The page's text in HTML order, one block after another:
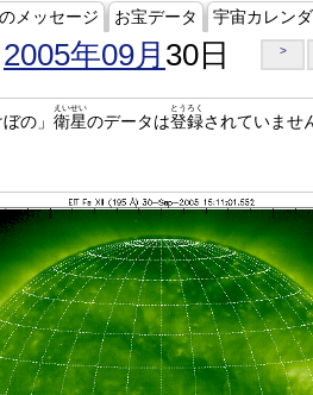
メッセージ お宝データ 宇宙カレン
2005年09月 30日 >
の」 衛星
えいせい
のデータは登録
とうろく
されていませ